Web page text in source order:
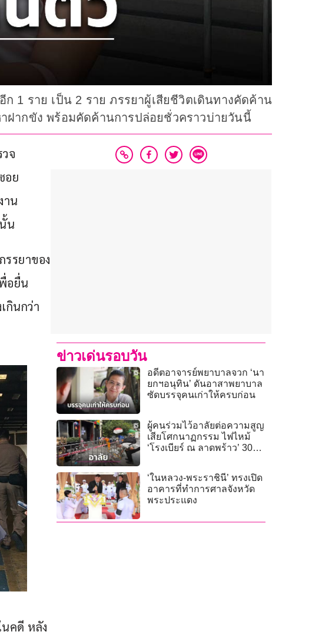
1 ราย เป็น 2 ราย ภรรยาผู้เสียชีวิตเดินทางคัดค้าน
ากขัง พร้อมคัดค้านการปล่อยชั่วคราวบ่ายวันนี้
จ
อย
าน
น
รยาของ
อยื่น
กินกว่า
คดี หลัง
ข่าวเด่นรอบวัน
อดีตอาจารย์พยาบาลจวก ‘นา
ยกฯอนุทิน’ ดันอาสาพยาบาล
ซัดบรรจุคนเก่าให้ครบก่อน
ผู้คนร่วมไว้อาลัยต่อความสูญ
เสียโศกนาฏกรรม ไฟไหม้
‘โรงเบียร์ ณ ลาดพร้าว’ 30
‘ในหลวง-พระราชินี’ ทรงเปิด
อาคารที่ทำการศาลจังหวัด
พระประแดง